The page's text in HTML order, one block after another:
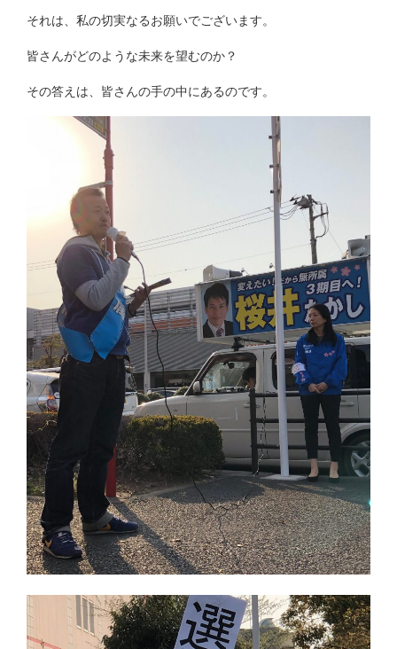
それは、私の切実なるお願いでございます。
皆さんがどのような未来を望むのか？
その答えは、皆さんの手の中にあるのです。